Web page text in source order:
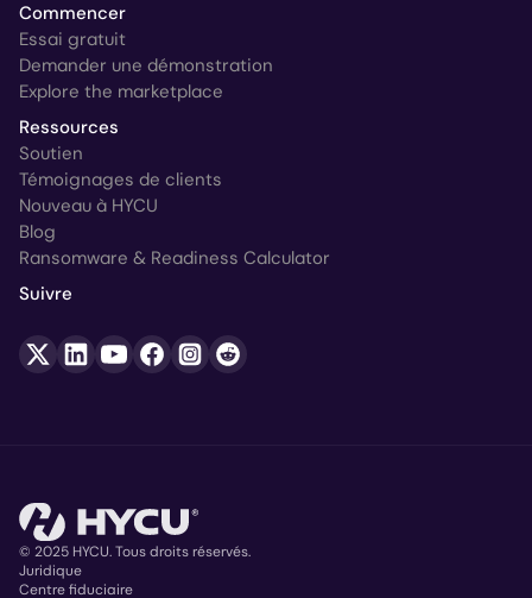
Commencer
Essai gratuit
Demander une démonstration
Explore the marketplace
Ressources
Soutien
Témoignages de clients
Nouveau à HYCU
Blog
Ransomware & Readiness Calculator
Suivre
© 2025 HYCU. Tous droits réservés.
Juridique
Centre fiduciaire